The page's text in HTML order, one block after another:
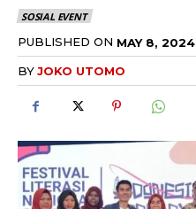
SOSIAL EVENT
PUBLISHED ON MAY 8, 2024
BYJOKO UTOMO